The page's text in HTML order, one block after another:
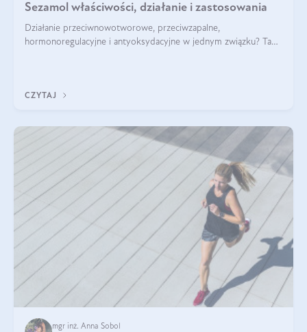
Sezamol właściwości, działanie i zastosowania
Działanie przeciwnowotworowe, przeciwzapalne,
hormonoregulacyjne i antyoksydacyjne w jednym związku? Tak
CZYTAJ
mgr inż. Anna Sobol